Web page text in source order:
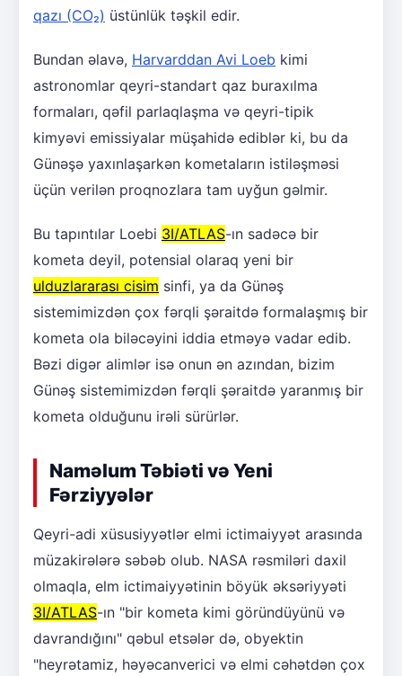
qazı (CO₂) üstünlük təşkil edir.
Bundan əlavə, Harvarddan Avi Loeb kimi
astronomlar qeyri-standart qaz buraxılma
formaları, qəfil parlaqlaşma və qeyri-tipik
kimyəvi emissiyalar müşahidə ediblər ki, bu da
Günəşə yaxınlaşarkən kometaların istiləşməsi
üçün verilən proqnozlara tam uyğun gəlmir.
Bu tapıntılar Loebi 3I/ATLAS-ın sadəcə bir
kometa deyil, potensial olaraq yeni bir
ulduzlararası cisim sinfi, ya da Günəş
sistemimizdən çox fərqli şəraitdə formalaşmış bir
kometa ola biləcəyini iddia etməyə vadar edib.
Bəzi digər alimlər isə onun ən azından, bizim
Günəş sistemimizdən fərqli şəraitdə yaranmış bir
kometa olduğunu irəli sürürlər.
Naməlum Təbiəti və Yeni
Fərziyyələr
Qeyri-adi xüsusiyyətlər elmi ictimaiyyət arasında
müzakirələrə səbəb olub. NASA rəsmiləri daxil
olmaqla, elm ictimaiyyətinin böyük əksəriyyəti
3I/ATLAS-ın "bir kometa kimi göründüyünü və
davrandığını" qəbul etsələr də, obyektin
"heyrətamiz, həyəcanverici və elmi cəhətdən çox